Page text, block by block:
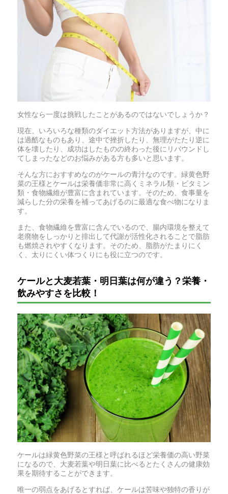
女性なら一度は挑戦したことがあるのではないでしょうか？
現在、いろいろな種類のダイエット方法がありますが、中に
は過酷なものもあり、途中で挫折したり、無理がたたり逆に
体を壊したり、成功はしたものの終わった後にリバウンドし
てしまったなどのお悩みがある方も多いと思います。
そんな方におすすめなのがケールの青汁なのです。緑黄色野
菜の王様とケールは栄養価非常に高くミネラル類・ビタミン
類・食物繊維が豊富に含まれています。そのため、食事量を
減らした分の栄養を補ってあげるのに最適な食べ物になりま
す。
また、食物繊維を豊富に含んでいるので、腸内環境を整えて
老廃物をしっかりと排出して代謝が活性化されることで脂肪
も燃焼されやすくなります。そのため、脂肪がたまりにく
く、太りにくい体つくりにも役に立つのです。
ケールと大麦若葉・明日葉は何が違う？栄養・
飲みやすさを比較！
ケールは緑黄色野菜の王様と呼ばれるほど栄養価の高い野菜
になるので、大麦若葉や明日葉に比べるとたくさんの健康効
果を期待することができます。
唯一の弱点をあげるとすれば、ケールは苦味や独特の香りが